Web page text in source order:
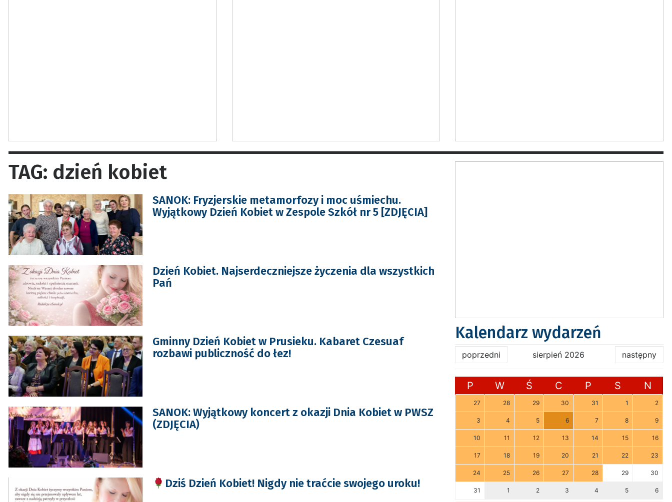
TAG: dzień kobiet
SANOK: Fryzjerskie metamorfozy i moc uśmiechu.
Wyjątkowy Dzień Kobiet w Zespole Szkół nr 5 [ZDJĘCIA]
Dzień Kobiet. Najserdeczniejsze życzenia dla wszystkich
Pań
Gminny Dzień Kobiet w Prusieku. Kabaret Czesuaf
rozbawi publiczność do łez!
SANOK: Wyjątkowy koncert z okazji Dnia Kobiet w PWSZ
(ZDJĘCIA)
Dziś Dzień Kobiet! Nigdy nie traćcie swojego uroku!
Kalendarz wydarzeń
poprzedni sierpień 2026 następny
P W Ś C P S N
27 28 29 30 31 1 2
3 4 5 6 7 8 9
10 11 12 13 14 15 16
17 18 19 20 21 22 23
24 25 26 27 28 29 30
31 1 2 3 4 5 6